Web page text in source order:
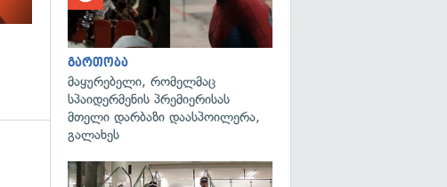
გართობა
მაყურებელი, რომელმაც
სპაიდერმენის პრემიერისას
მთელი დარბაზი დაასპოილერა,
გალახეს